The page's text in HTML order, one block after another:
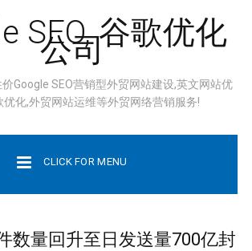
SEO, 谷歌优化
公司
Google SEO营销型外贸网站建设,英文网站优
优化,外贸网站运维等外贸网络营销服务!
CLICK FOR MENU
数量回升至日发送量700亿封